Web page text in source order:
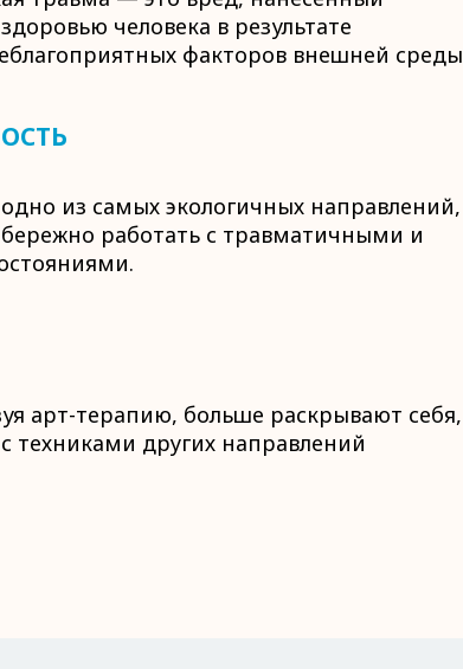
человека в результате
факторов внешней
из самых экологичных направлений,
бережно работать с травматичными и
арт-терапию, больше раскрывают себя,
техниками других направлений